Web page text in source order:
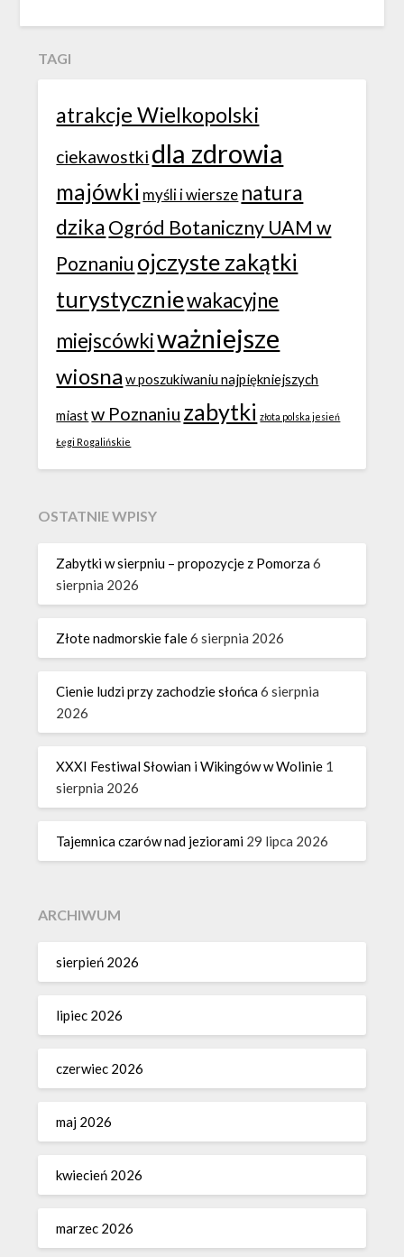
TAGI
atrakcje Wielkopolski
ciekawostki dla zdrowia
majówki myśli i wiersze natura
dzikaOgród Botaniczny UAM w
Poznaniu ojczyste zakątki
turystyczniewakacyjne
miejscówkiważniejsze
wiosna w poszukiwaniu najpiękniejszych
miastw Poznaniu zabytki złota polska jesień
Łęgi Rogalińskie
OSTATNIE WPISY
Zabytki w sierpniu – propozycje z Pomorza6
sierpnia 2026
Złote nadmorskie fale6 sierpnia 2026
Cienie ludzi przy zachodzie słońca6 sierpnia
2026
XXXI Festiwal Słowian i Wikingów w Wolinie 1
sierpnia 2026
Tajemnica czarów nad jeziorami 29 lipca 2026
ARCHIWUM
sierpień 2026
lipiec 2026
czerwiec 2026
maj 2026
kwiecień 2026
marzec 2026